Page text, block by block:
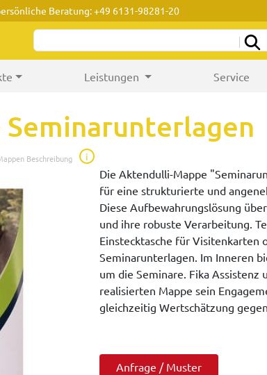
Beratung: +49 6131-98281-20
Leistungen Service
Beschreibung i
Die Aktendulli-Mappe
für eine strukturierte und
Diese Aufbewahrungslösung
und ihre robuste Verarbeitung.
Einstecktasche für Visitenkarten
Seminarunterlagen. Im Inneren
um die Seminare. Fika
realisierten Mappe sein
gleichzeitig Wertschätzung
Anfrage / Muster